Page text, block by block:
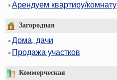
Арендуем квартиру/комнату
Загородная
Дома, дачи
Продажа участков
Коммерческая